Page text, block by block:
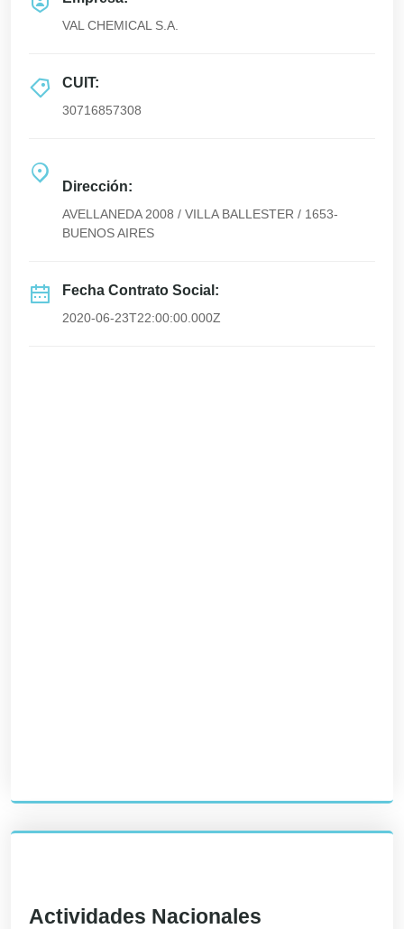
VAL CHEMICAL S.A.
CUIT:
30716857308
Dirección:
AVELLANEDA 2008 / VILLA BALLESTER / 1653-
BUENOS AIRES
Fecha Contrato Social:
2020-06-23T22:00:00.000Z
Actividades Nacionales